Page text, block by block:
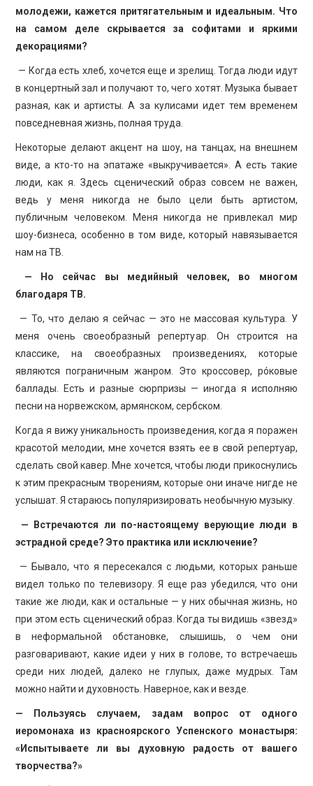
молодежи, кажется притягательным и идеальным. Что
на самом деле скрывается за софитами и яркими
декорациями?
— Когда есть хлеб, хочется еще и зре­лищ. Тогда люди идут
в концертный зал и получают то, чего хотят. Музыка бывает
разная, как и артисты. А за кулисами идет тем временем
повседневная жизнь, полная труда.
Некоторые делают акцент на шоу, на танцах, на внешнем
виде, а кто-то на эпатаже «выкручивается». А есть такие
люди, как я. Здесь сценический образ совсем не важен,
ведь у меня никогда не было цели быть артистом,
публичным человеком. Меня никогда не привлекал мир
шоу-бизнеса, особенно в том виде, который навязывается
нам на ТВ.
— Но сейчас вы медийный человек, во многом
благодаря ТВ.
— То, что делаю я сейчас — это не массовая культура. У
меня очень своеобразный репертуар. Он строится на
классике, на своеобразных произведениях, которые
являются пограничным жанром. Это кроссовер, рóковые
баллады. Есть и разные сюрпризы — иногда я исполняю
песни на норвежском, армянском, сербском.
Когда я вижу уникальность произведения, когда я поражен
красотой мелодии, мне хочется взять ее в свой репертуар,
сделать свой кавер. Мне хочется, чтобы люди прикоснулись
к этим прекрасным творениям, которые они иначе нигде не
услышат. Я стараюсь популяризировать необычную музыку.
— Встречаются ли по-настоящему верующие люди в
эстрадной среде? Это практика или исключение?
— Бывало, что я пересекался с людьми, которых раньше
видел только по телевизору. Я еще раз убедился, что они
такие же люди, как и остальные — у них обычная жизнь, но
при этом есть сценический образ. Когда ты видишь «звезд»
в неформальной обстановке, слышишь, о чем они
разговаривают, какие идеи у них в голове, то встречаешь
среди них людей, далеко не глупых, даже мудрых. Там
можно найти и духовность. Наверное, как и везде.
— Пользуясь случаем, задам вопрос от одного
иеромонаха из красноярского Успенского монастыря:
«Испытываете ли вы духовную радость от вашего
творчества?»